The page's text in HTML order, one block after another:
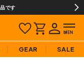
です
GEAR SALE